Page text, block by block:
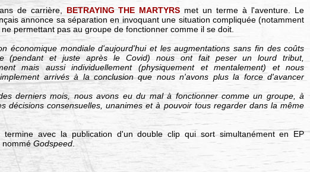
de carrière, BETRAYING THE MARTYRS met un terme à l'aventure. Le
annonce sa séparation en invoquant une situation compliquée (notamment
permettant pas au groupe de fonctionner comme il se doit.
économique mondiale d'aujourd'hui et les augmentations sans fin des coûts
(pendant et juste après le Covid) nous ont fait peser un lourd tribut,
mais aussi individuellement (physiquement et mentalement) et nous
arrivés à la conclusion que nous n'avons plus la force d'avancer
derniers mois, nous avons eu du mal à fonctionner comme un groupe, à
décisions consensuelles, unanimes et à pouvoir tous regarder dans la même
termine avec la publication d'un double clip qui sort simultanément en EP
nommé Godspeed.